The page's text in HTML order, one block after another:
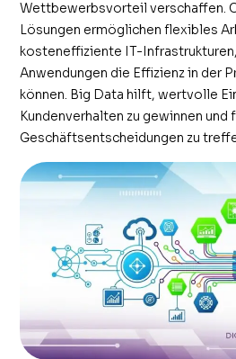
Wettbewerbsvorteil verschaffen.
Lösungen ermöglichen flexibles
kosteneffiziente IT-
Anwendungen die Effizienz in der
können. Big Data hilft, wertvolle
Kundenverhalten zu gewinnen und
Geschäftsentscheidungen zu